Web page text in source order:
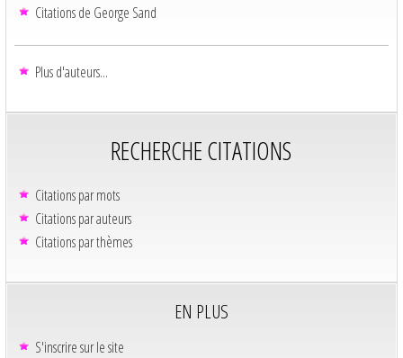
Citations de George Sand
Plus d'auteurs...
RECHERCHE CITATIONS
Citations par mots
Citations par auteurs
Citations par thèmes
EN PLUS
S'inscrire sur le site